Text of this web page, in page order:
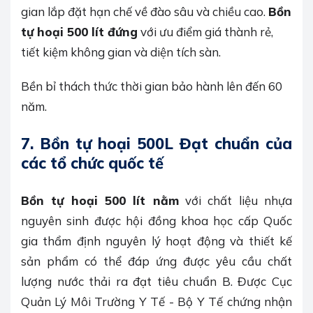
gian lắp đặt hạn chế về đào sâu và chiều cao. Bồn
tự hoại 500 lít đứng với ưu điểm giá thành rẻ,
tiết kiệm không gian và diện tích sàn.
Bền bỉ thách thức thời gian bảo hành lên đến 60
năm.
7. Bồn tự hoại 500L Đạt chuẩn của
các tổ chức quốc tế
Bồn tự hoại 500 lít nằmvới chất liệu nhựa
nguyên sinh được hội đồng khoa học cấp Quốc
gia thẩm định nguyên lý hoạt động và thiết kế
sản phẩm có thể đáp ứng được yêu cầu chất
lượng nước thải ra đạt tiêu chuẩn B. Được Cục
Quản Lý Môi Trường Y Tế - Bộ Y Tế chứng nhận